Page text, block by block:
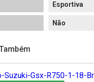
Esportiva
Não